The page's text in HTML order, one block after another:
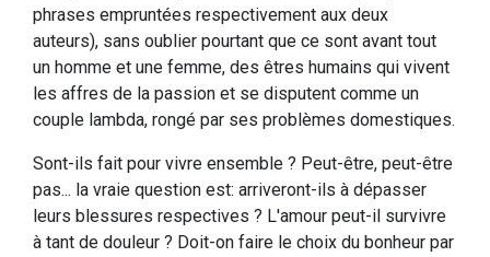
phrases empruntées respectivement aux deux
auteurs), sans oublier pourtant que ce sont avant tout
un homme et une femme, des êtres humains qui vivent
les affres de la passion et se disputent comme un
couple lambda, rongé par ses problèmes domestiques.
Sont-ils fait pour vivre ensemble ? Peut-être, peut-être
pas... la vraie question est: arriveront-ils à dépasser
leurs blessures respectives ? L'amour peut-il survivre
à tant de douleur ? Doit-on faire le choix du bonheur par